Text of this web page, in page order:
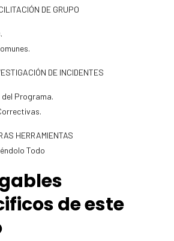
DE GRUPO
DE INCIDENTES
Programa.
HERRAMIENTAS
Todo
de este